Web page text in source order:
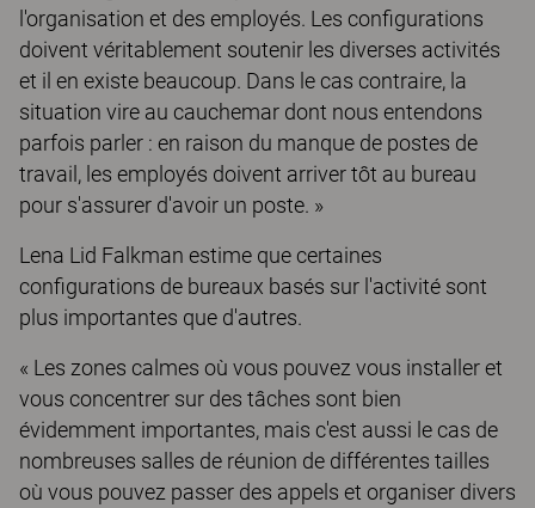
l'organisation et des employés. Les configurations
doivent véritablement soutenir les diverses activités
et il en existe beaucoup. Dans le cas contraire, la
situation vire au cauchemar dont nous entendons
parfois parler : en raison du manque de postes de
travail, les employés doivent arriver tôt au bureau
pour s'assurer d'avoir un poste. »
Lena Lid Falkman estime que certaines
configurations de bureaux basés sur l'activité sont
plus importantes que d'autres.
« Les zones calmes où vous pouvez vous installer et
vous concentrer sur des tâches sont bien
évidemment importantes, mais c'est aussi le cas de
nombreuses salles de réunion de différentes tailles
où vous pouvez passer des appels et organiser divers